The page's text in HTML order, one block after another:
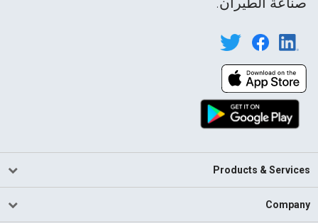
Products & Services
Company